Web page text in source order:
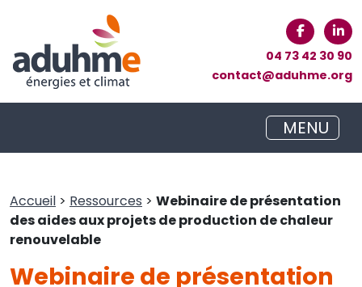
04 73 42 30 90
contact@aduhme.org
MENU
Accueil > Ressources > Webinaire de présentation
des aides aux projets de production de chaleur
renouvelable
Webinaire de présentation